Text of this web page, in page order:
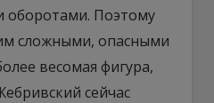
Поэтому
сложными, опасными
весомая фигура,
сейчас